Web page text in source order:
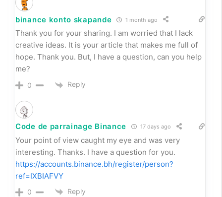
binance konto skapande 1 month ago
Thank you for your sharing. I am worried that I lack
creative ideas. It is your article that makes me full of
hope. Thank you. But, I have a question, can you help
me?
0 Reply
Code de parrainage Binance 17 days ago
Your point of view caught my eye and was very
interesting. Thanks. I have a question for you.
https://accounts.binance.bh/register/person?
ref=IXBIAFVY
0 Reply